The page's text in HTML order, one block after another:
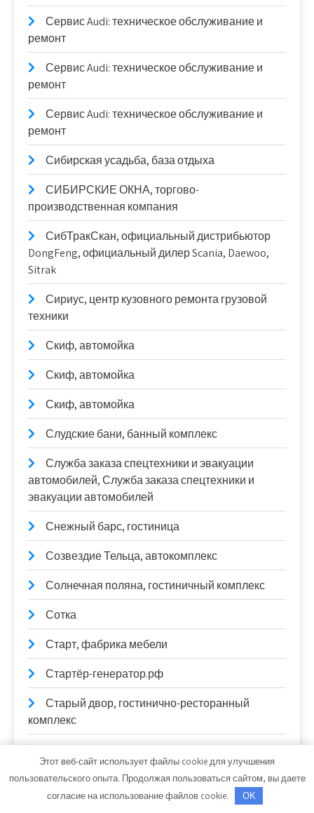
Сервис Audi: техническое обслуживание и
ремонт
Сервис Audi: техническое обслуживание и
ремонт
Сервис Audi: техническое обслуживание и
ремонт
Сибирская усадьба, база отдыха
СИБИРСКИЕ ОКНА, торгово-
производственная компания
СибТракСкан, официальный дистрибьютор
DongFeng, официальный дилер Scania, Daewoo,
Sitrak
Сириус, центр кузовного ремонта грузовой
техники
Скиф, автомойка
Скиф, автомойка
Скиф, автомойка
Слудские бани, банный комплекс
Служба заказа спецтехники и эвакуации
автомобилей, Служба заказа спецтехники и
эвакуации автомобилей
Снежный барс, гостиница
Созвездие Тельца, автокомплекс
Солнечная поляна, гостиничный комплекс
Сотка
Старт, фабрика мебели
Стартёр-генератор.рф
Старый двор, гостинично-ресторанный
комплекс
СТО
СТО
Этот веб-сайт использует файлы cookie для улучшения
пользовательского опыта. Продолжая пользоваться сайтом, вы даете
согласие на использование файлов cookie.
OK